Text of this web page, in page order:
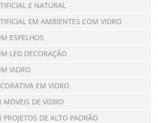
E NATURAL
EM AMBIENTES COM VIDRO
ESPELHOS
LED DECORAÇÃO
VIDRO
EM VIDRO
DE VIDRO
DE ALTO PADRÃO